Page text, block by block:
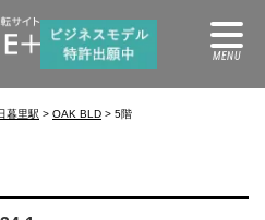
暮里駅 > OAK BLD > 5階